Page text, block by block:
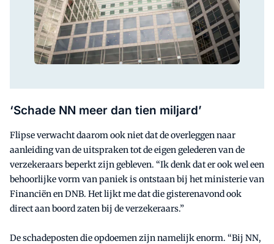
‘Schade NN meer dan tien miljard’
Flipse verwacht daarom ook niet dat de overleggen naar
aanleiding van de uitspraken tot de eigen gelederen van de
verzekeraars beperkt zijn gebleven. “Ik denk dat er ook wel een
behoorlijke vorm van paniek is ontstaan bij het ministerie van
Financiën en DNB. Het lijkt me dat die gisterenavond ook
direct aan boord zaten bij de verzekeraars.”
De schadeposten die opdoemen zijn namelijk enorm. “Bij NN,